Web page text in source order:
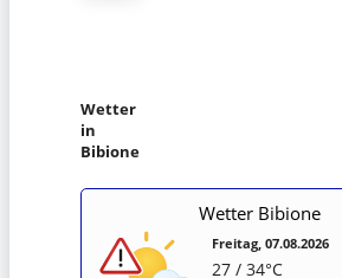
Wetter
in
Bibione
Wetter Bibione
Freitag, 07.08.2026
27 / 34°C